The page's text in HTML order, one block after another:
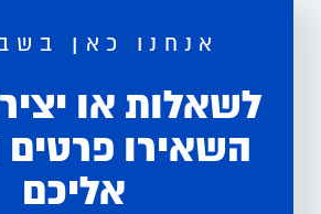
אנחנו כאן
לשאלות או
השאירו פרטים
אליכם